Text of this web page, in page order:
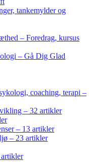
tankemylder og
– Foredrag, kursus
– Gå Dig Glad
coaching, terapi –
– 32 artikler
– 13 artikler
– 23 artikler